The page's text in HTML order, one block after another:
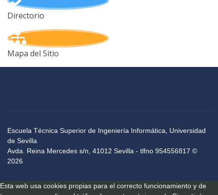
Directorio
Mapa del Sitio
Escuela Técnica Superior de Ingeniería Informática, Universidad
de Sevilla
Avda. Reina Mercedes s/n, 41012 Sevilla - tlfno 954556817 ©
2026
Esta web usa cookies propias para el correcto funcionamiento y de